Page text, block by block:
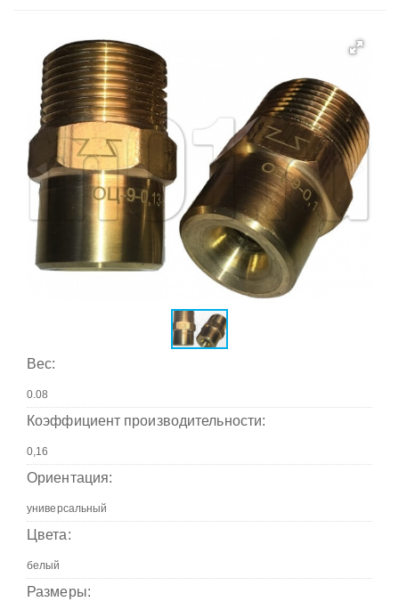
Вес:
Коэффициент производительности:
Ориентация:
Цвета:
Размеры: